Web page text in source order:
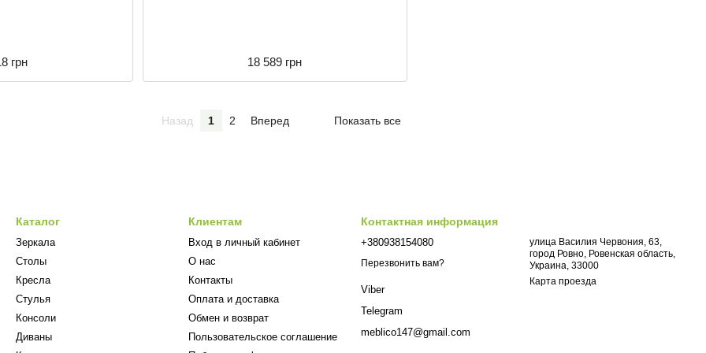
грн 18 589 грн
Назад 1 2 Вперед Показать все
Каталог
Зеркала
Столы
Кресла
Стулья
Консоли
Диваны
Клиентам
Вход в личный кабинет
О нас
Контакты
Оплата и доставка
Обмен и возврат
Пользовательское соглашение
Контактная информация
+380938154080
Перезвонить вам?
Viber
Telegram
meblico147@gmail.com
улица Василия Червония, 63,
город Ровно, Ровенская область,
Украина, 33000
Карта проезда